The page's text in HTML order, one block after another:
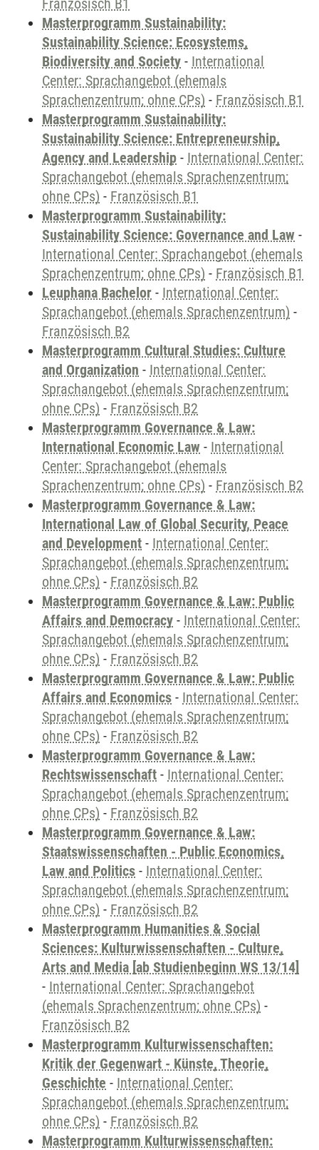
Französisch B1
Masterprogramm Sustainability:
Sustainability Science: Ecosystems,
Biodiversity and Society - International
Center: Sprachangebot (ehemals
Sprachenzentrum; ohne CPs) - Französisch B1
Masterprogramm Sustainability:
Sustainability Science: Entrepreneurship,
Agency and Leadership - International Center:
Sprachangebot (ehemals Sprachenzentrum;
ohne CPs) - Französisch B1
Masterprogramm Sustainability:
Sustainability Science: Governance and Law -
International Center: Sprachangebot (ehemals
Sprachenzentrum; ohne CPs) - Französisch B1
Leuphana Bachelor - International Center:
Sprachangebot (ehemals Sprachenzentrum) -
Französisch B2
Masterprogramm Cultural Studies: Culture
and Organization - International Center:
Sprachangebot (ehemals Sprachenzentrum;
ohne CPs) - Französisch B2
Masterprogramm Governance & Law:
International Economic Law - International
Center: Sprachangebot (ehemals
Sprachenzentrum; ohne CPs) - Französisch B2
Masterprogramm Governance & Law:
International Law of Global Security, Peace
and Development - International Center:
Sprachangebot (ehemals Sprachenzentrum;
ohne CPs) - Französisch B2
Masterprogramm Governance & Law: Public
Affairs and Democracy - International Center:
Sprachangebot (ehemals Sprachenzentrum;
ohne CPs) - Französisch B2
Masterprogramm Governance & Law: Public
Affairs and Economics - International Center:
Sprachangebot (ehemals Sprachenzentrum;
ohne CPs) - Französisch B2
Masterprogramm Governance & Law:
Rechtswissenschaft - International Center:
Sprachangebot (ehemals Sprachenzentrum;
ohne CPs) - Französisch B2
Masterprogramm Governance & Law:
Staatswissenschaften - Public Economics,
Law and Politics - International Center:
Sprachangebot (ehemals Sprachenzentrum;
ohne CPs) - Französisch B2
Masterprogramm Humanities & Social
Sciences: Kulturwissenschaften - Culture,
Arts and Media [ab Studienbeginn WS 13/14]
- International Center: Sprachangebot
(ehemals Sprachenzentrum; ohne CPs) -
Französisch B2
Masterprogramm Kulturwissenschaften:
Kritik der Gegenwart - Künste, Theorie,
Geschichte - International Center:
Sprachangebot (ehemals Sprachenzentrum;
ohne CPs) - Französisch B2
Masterprogramm Kulturwissenschaften: